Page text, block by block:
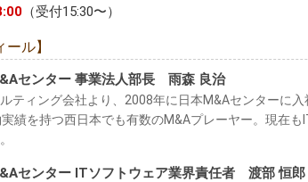
（受付15:30〜）
ール】
センター 事業法人部長 雨森 良治
ティング会社より、2008年に日本M&Aセンターに
績を持つ西日本でも有数のM&Aプレーヤー。現在
センター ITソフトウェア業界責任者 渡部 恒郎